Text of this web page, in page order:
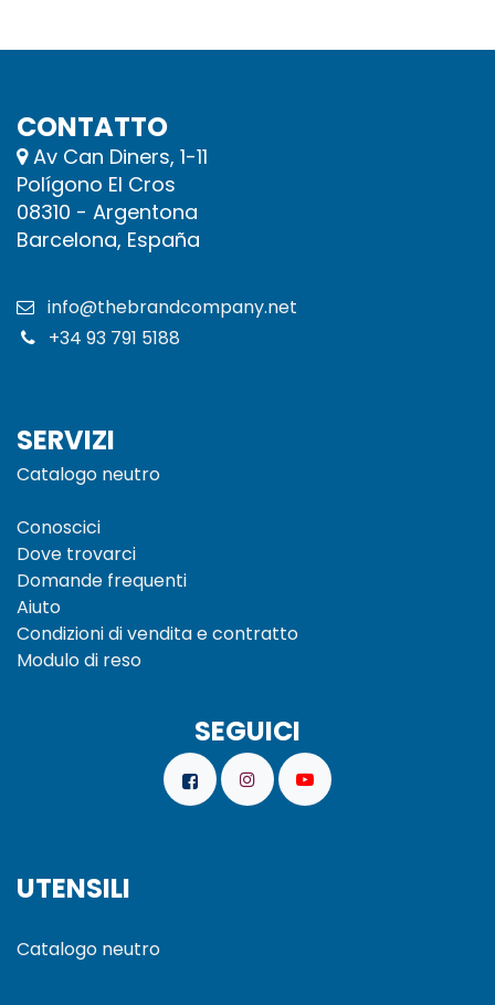
CONTATTO
Av Can Diners, 1-11
Polígono El Cros
08310 - Argentona
Barcelona, España
info@thebrandcompany.net
+34 93 791 5188​
SERVIZI
Catalogo neutro
Conoscici
Dove trovarci
Domande frequenti
Aiuto
Condizioni di vendita econtratto
Modulo di reso
SEGUICI
UTENSILI
Catalogo neutro